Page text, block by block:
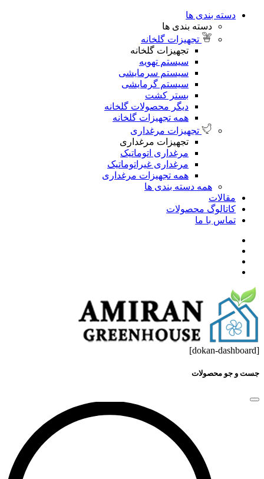
دسته بندی ها
دسته بندی ها
تجهیزات گلخانه
تجهیزات گلخانه
سیستم تهویه
سیستم سرمایشی
سیستم گرمایشی
بستر کشت
دیگر محصولات گلخانه
همه تجهیزات گلخانه
تجهیزات مرغداری
تجهیزات مرغداری
مرغداری اتوماتیک
مرغداری غیراتوماتیک
همه تجهیزات مرغداری
همه دسته بندی ها
مقالات
کاتالوگ محصولات
تماس با ما
[dokan-dashboard]
جست و جو محصولات